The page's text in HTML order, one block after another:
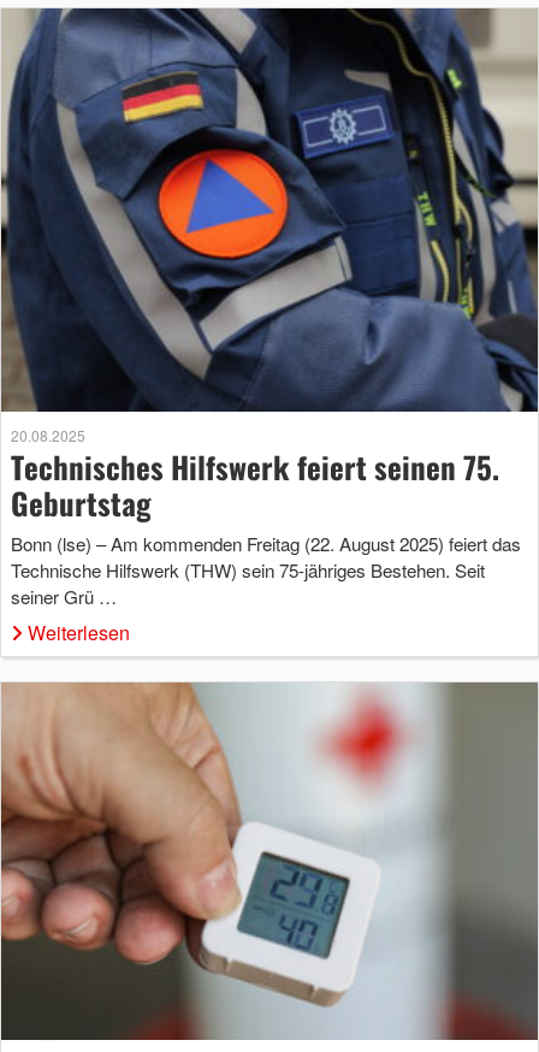
20.08.2025
Technisches Hilfswerk feiert seinen 75.
Geburtstag
Bonn (lse) – Am kommenden Freitag (22. August 2025) feiert das
Technische Hilfswerk (THW) sein 75-jähriges Bestehen. Seit
seiner Grü …
Weiterlesen